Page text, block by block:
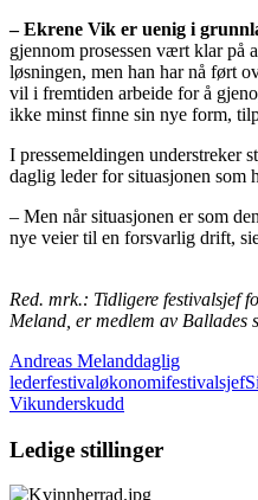
– Ekrene Vik er uenig i
gjennom prosessen vært klarpå
løsningen, men han har nå ført
vil i fremtiden arbeide for å
ikke minst finne sin nye form,
I pressemeldingen understreker
daglig leder for situasjonen som
– Men når situasjonen er som
nye veier til en forsvarlig drift,
Red. mrk.: Tidligere festivalsjef
Meland, er medlem av Ballades
Andreas Melanddaglig
lederfestivaløkonomifestivalsjef
Vikunderskudd
Ledige stillinger